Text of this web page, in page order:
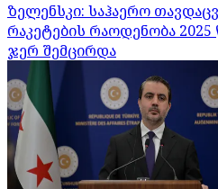
ზელენსკი: საჰაერო
რაკეტების რაოდენობა
ჯერ შემცირდა